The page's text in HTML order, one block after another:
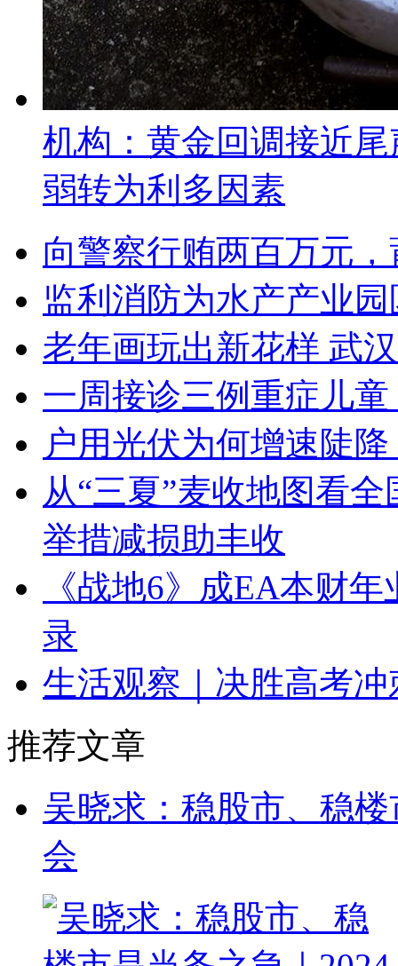
机构：黄金回调接近
弱转为利多因素
向警察行贿两百万元
监利消防为水产产业
老年画玩出新花样 武
一周接诊三例重症儿
户用光伏为何增速陡降
从“三夏”麦收地图看
举措减损助丰收
《战地6》成EA本财
录
生活观察｜决胜高考
推荐文章
吴晓求：稳股市、稳
会